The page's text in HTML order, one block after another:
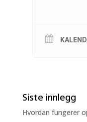
Siste innlegg
Hvordan fungerer